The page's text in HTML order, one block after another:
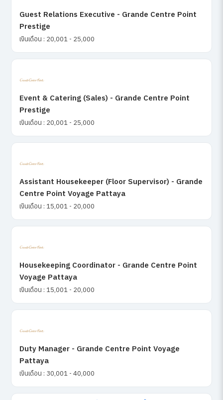
Guest Relations Executive - Grande Centre Point
Prestige
เงินเดือน : 20,001 - 25,000
Event & Catering (Sales) - Grande Centre Point
Prestige
เงินเดือน : 20,001 - 25,000
Assistant Housekeeper (Floor Supervisor) - Grande
Centre Point Voyage Pattaya
เงินเดือน : 15,001 - 20,000
Housekeeping Coordinator - Grande Centre Point
Voyage Pattaya
เงินเดือน : 15,001 - 20,000
Duty Manager - Grande Centre Point Voyage
Pattaya
เงินเดือน : 30,001 - 40,000